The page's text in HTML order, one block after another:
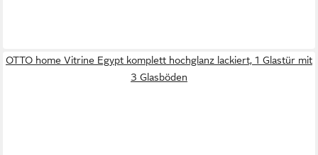
OTTO home Vitrine Egypt komplett hochglanz lackiert, 1 Glastür mit
3 Glasböden